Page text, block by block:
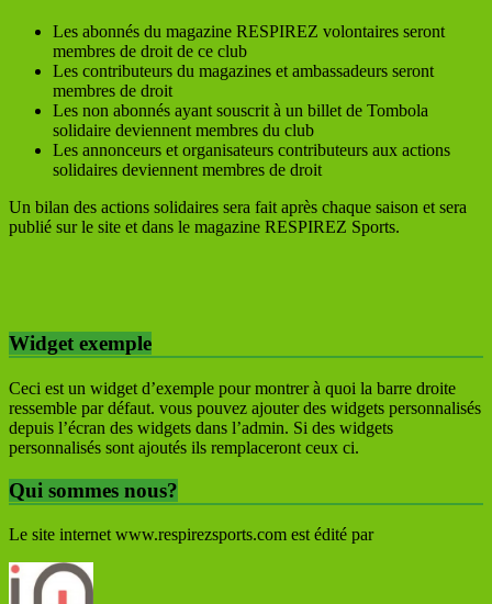
Les abonnés du magazine RESPIREZ volontaires seront
membres de droit de ce club
Les contributeurs du magazines et ambassadeurs seront
membres de droit
Les non abonnés ayant souscrit à un billet de Tombola
solidaire deviennent membres du club
Les annonceurs et organisateurs contributeurs aux actions
solidaires deviennent membres de droit
Un bilan des actions solidaires sera fait après chaque saison et sera
publié sur le site et dans le magazine RESPIREZ Sports.
Widget exemple
Ceci est un widget d’exemple pour montrer à quoi la barre droite
ressemble par défaut. vous pouvez ajouter des widgets personnalisés
depuis l’écran des widgets dans l’admin. Si des widgets
personnalisés sont ajoutés ils remplaceront ceux ci.
Qui sommes nous?
Le site internet www.respirezsports.com est édité par